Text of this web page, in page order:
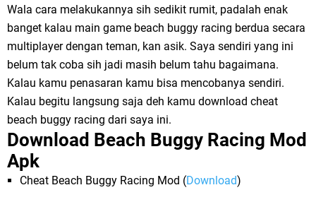
Wala cara melakukannya sih sedikit rumit, padalah enak
banget kalau main game beach buggy racing berdua secara
multiplayer dengan teman, kan asik. Saya sendiri yang ini
belum tak coba sih jadi masih belum tahu bagaimana.
Kalau kamu penasaran kamu bisa mencobanya sendiri.
Kalau begitu langsung saja deh kamu download cheat
beach buggy racing dari saya ini.
Download Beach Buggy Racing Mod
Apk
Cheat Beach Buggy Racing Mod (Download)